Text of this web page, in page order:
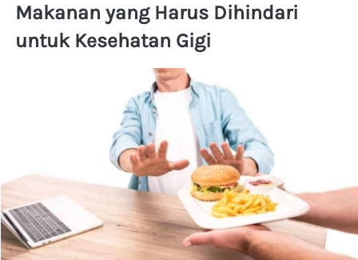
Makanan yang Harus Dihindari
untuk Kesehatan Gigi